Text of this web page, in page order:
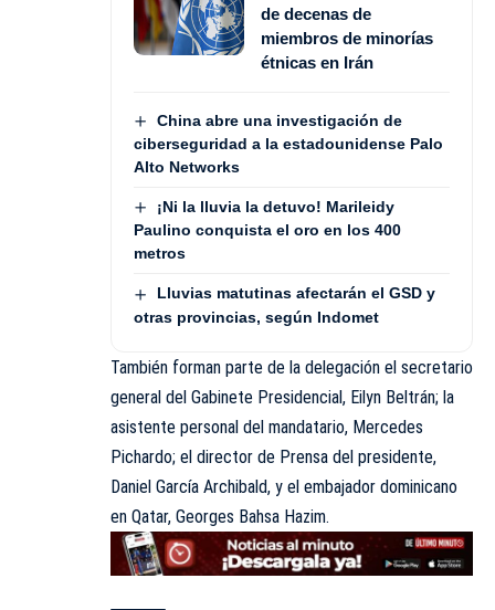
de decenas de
miembros de minorías
étnicas en Irán
China abre una investigación de
ciberseguridad a la estadounidense Palo
Alto Networks
¡Ni la lluvia la detuvo! Marileidy
Paulino conquista el oro en los 400
metros
Lluvias matutinas afectarán el GSD y
otras provincias, según Indomet
También forman parte de la delegación el secretario
general del Gabinete Presidencial, Eilyn Beltrán; la
asistente personal del mandatario, Mercedes
Pichardo; el director de Prensa del presidente,
Daniel García Archibald, y el embajador dominicano
en Qatar, Georges Bahsa Hazim.